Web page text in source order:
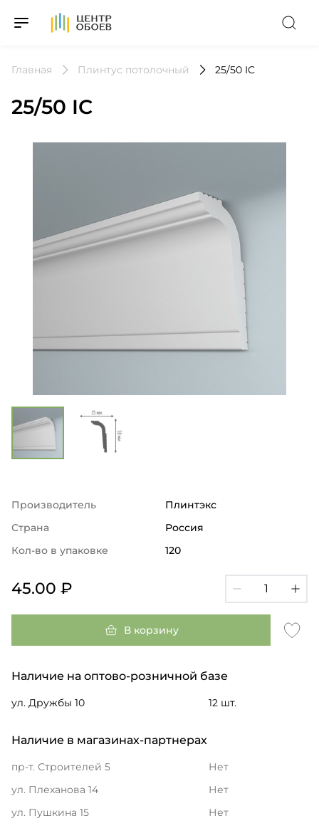
На Главную
Главная Плинтус потолочный 25/50 IC
25/50 IC
Производитель
Плинтэкс
Страна
Россия
Кол-во в упаковке
120
45.00 ₽
В корзину
Наличие на оптово-розничной базе
ул. Дружбы 10 12 шт.
Наличие в магазинах-партнерах
пр-т. Строителей 5
Нет
ул. Плеханова 14
Нет
ул. Пушкина 15
Нет